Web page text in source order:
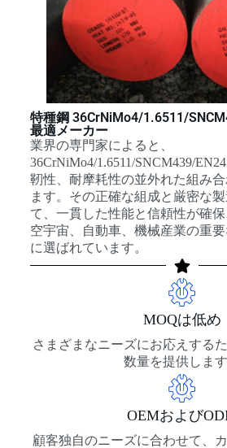
特種鋼 36CrNiMo4/1.6511/
最適メーカー
業界の専門家によると、
36CrNiMo4/1.6511/SNCM439/
靭性、耐摩耗性の並外れた組み
ます。その正確な組成と厳密な
て、一貫した性能と信頼性が確
空宇宙、自動車、機械産業の重
に選ばれています。
MOQは低め
さまざまなニーズにお応えする
数量を提供します
OEMおよび
顧客独自のニーズに合わせて、